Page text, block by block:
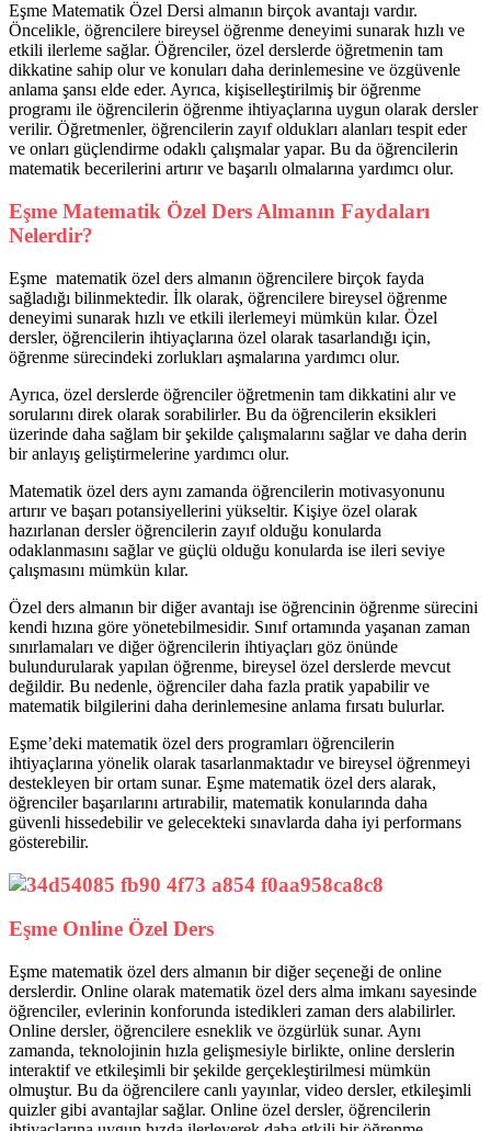
Eşme Matematik Özel Dersi almanın birçok avantajı vardır.
Öncelikle, öğrencilere bireysel öğrenme deneyimi sunarak hızlı ve
etkili ilerleme sağlar. Öğrenciler, özel derslerde öğretmenin tam
dikkatine sahip olur ve konuları daha derinlemesine ve özgüvenle
anlama şansı elde eder. Ayrıca, kişiselleştirilmiş bir öğrenme
programı ile öğrencilerin öğrenme ihtiyaçlarına uygun olarak dersler
verilir. Öğretmenler, öğrencilerin zayıf oldukları alanları tespit eder
ve onları güçlendirme odaklı çalışmalar yapar. Bu da öğrencilerin
matematik becerilerini artırır ve başarılı olmalarına yardımcı olur.
Eşme Matematik Özel Ders Almanın Faydaları
Nelerdir?
Eşme matematik özel ders almanın öğrencilere birçok fayda
sağladığı bilinmektedir. İlk olarak, öğrencilere bireysel öğrenme
deneyimi sunarak hızlı ve etkili ilerlemeyi mümkün kılar. Özel
dersler, öğrencilerin ihtiyaçlarına özel olarak tasarlandığı için,
öğrenme sürecindeki zorlukları aşmalarına yardımcı olur.
Ayrıca, özel derslerde öğrenciler öğretmenin tam dikkatini alır ve
sorularını direk olarak sorabilirler. Bu da öğrencilerin eksikleri
üzerinde daha sağlam bir şekilde çalışmalarını sağlar ve daha derin
bir anlayış geliştirmelerine yardımcı olur.
Matematik özel ders aynı zamanda öğrencilerin motivasyonunu
artırır ve başarı potansiyellerini yükseltir. Kişiye özel olarak
hazırlanan dersler öğrencilerin zayıf olduğu konularda
odaklanmasını sağlar ve güçlü olduğu konularda ise ileri seviye
çalışmasını mümkün kılar.
Özel ders almanın bir diğer avantajı ise öğrencinin öğrenme sürecini
kendi hızına göre yönetebilmesidir. Sınıf ortamında yaşanan zaman
sınırlamaları ve diğer öğrencilerin ihtiyaçları göz önünde
bulundurularak yapılan öğrenme, bireysel özel derslerde mevcut
değildir. Bu nedenle, öğrenciler daha fazla pratik yapabilir ve
matematik bilgilerini daha derinlemesine anlama fırsatı bulurlar.
Eşme’deki matematik özel ders programları öğrencilerin
ihtiyaçlarına yönelik olarak tasarlanmaktadır ve bireysel öğrenmeyi
destekleyen bir ortam sunar. Eşme matematik özel ders alarak,
öğrenciler başarılarını artırabilir, matematik konularında daha
güvenli hissedebilir ve gelecekteki sınavlarda daha iyi performans
gösterebilir.
Eşme Online Özel Ders
Eşme matematik özel ders almanın bir diğer seçeneği de online
derslerdir. Online olarak matematik özel ders alma imkanı sayesinde
öğrenciler, evlerinin konforunda istedikleri zaman ders alabilirler.
Online dersler, öğrencilere esneklik ve özgürlük sunar. Aynı
zamanda, teknolojinin hızla gelişmesiyle birlikte, online derslerin
interaktif ve etkileşimli bir şekilde gerçekleştirilmesi mümkün
olmuştur. Bu da öğrencilere canlı yayınlar, video dersler, etkileşimli
quizler gibi avantajlar sağlar. Online özel dersler, öğrencilerin